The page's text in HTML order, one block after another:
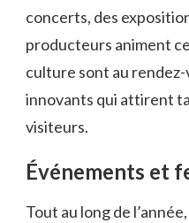
concerts, des
producteurs animent
culture sont au
innovants qui attirent
visiteurs.
Événements et
Tout au long de